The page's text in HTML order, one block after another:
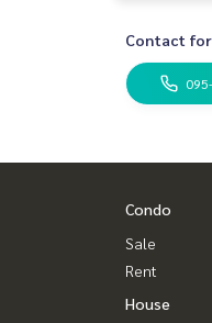
Contact
Condo
Sale
Rent
House